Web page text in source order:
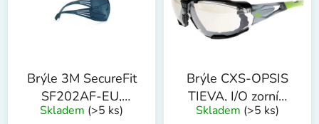
Brýle 3M SecureFit
SF202AF-EU,
kouřový zorník
Skladem (>5 ks)
Brýle CXS-OPSIS
TIEVA, I/O zorník,
černo - zelené
Skladem (>5 ks)